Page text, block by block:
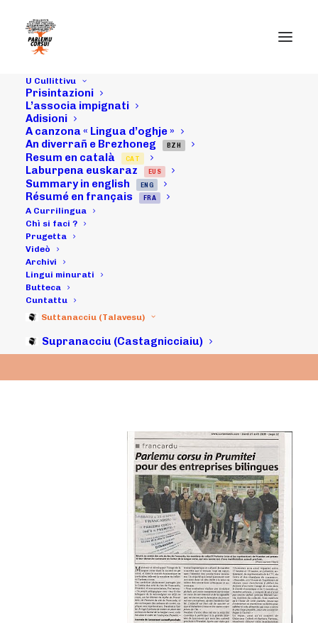
U Cullittivu
Prisintazioni
L’associa impignati
Adisioni
A canzona « Lingua d’oghje »
An diverrañ e Brezhoneg
BZH
Resum en català CAT
Laburpena euskaraz EUS
Summary in english ENG
Résumé en français FRA
A Currilingua
Chì si faci ?
Prugetta
Videò
Archivi
Lingui minurati
Butteca
Cuntattu
Suttanacciu (Talavesu)
Supranacciu (Castagnicciaiu)
Ghjurnata
"Lingua corsa è
impresi" in
Prumitei, in
Francardu